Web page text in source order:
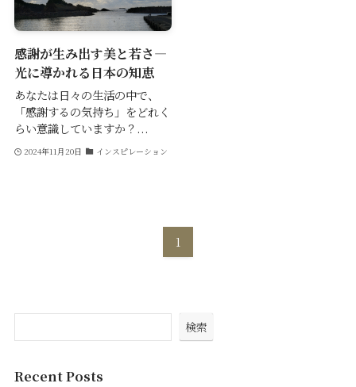
感謝が生み出す美と若さ―
光に導かれる日本の知恵
あなたは日々の生活の中で、
「感謝するの気持ち」をどれく
らい意識していますか？...
2024年11月20日 インスピレーション
1
検索
Recent Posts